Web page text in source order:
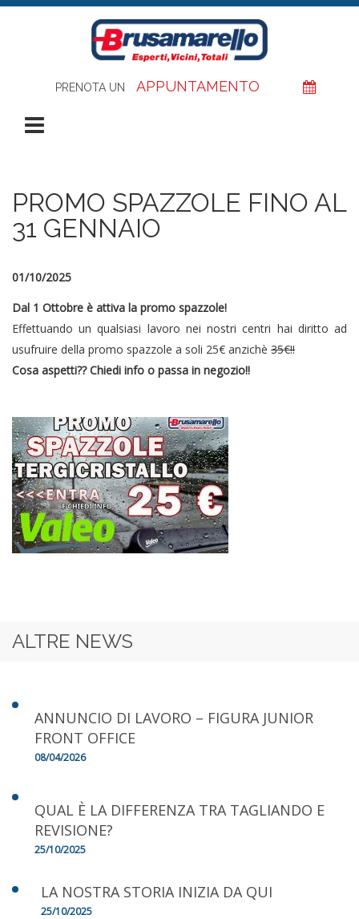
Salta al contenuto principale
PRENOTA UN APPUNTAMENTO
Apri Menù
PROMO SPAZZOLE FINO AL
31 GENNAIO
01/10/2025
Dal 1 Ottobre è attiva la promo spazzole!
Effettuando un qualsiasi lavoro nei nostri centri hai diritto ad
usufruire della promo spazzole a soli 25€ anzichè 35€!!
Cosa aspetti?? Chiedi info o passa in negozio!!
ALTRE NEWS
ANNUNCIO DI LAVORO – FIGURA JUNIOR
FRONT OFFICE
08/04/2026
QUAL È LA DIFFERENZA TRA TAGLIANDO E
REVISIONE?
25/10/2025
LA NOSTRA STORIA INIZIA DA QUI
25/10/2025